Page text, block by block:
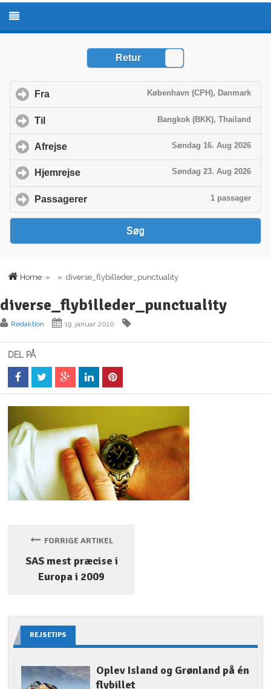
Home » » diverse_flybilleder_punctuality
diverse_flybilleder_punctuality
Redaktion 19. januar 2010
DEL PÅ
FORRIGE ARTIKEL
SAS mest præcise i
Europa i 2009
REJSETIPS
Oplev Island og Grønland på én
flybillet